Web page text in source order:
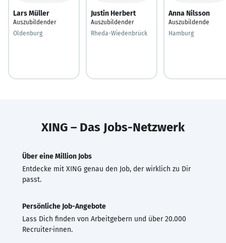
Lars Müller
Auszubildender
Oldenburg
Justin Herbert
Auszubildender
Rheda-Wiedenbrück
Anna Nilsson
Auszubildende
Hamburg
XING – Das Jobs-Netzwerk
Über eine Million Jobs
Entdecke mit XING genau den Job, der wirklich zu Dir
passt.
Persönliche Job-Angebote
Lass Dich finden von Arbeitgebern und über 20.000
Recruiter·innen.